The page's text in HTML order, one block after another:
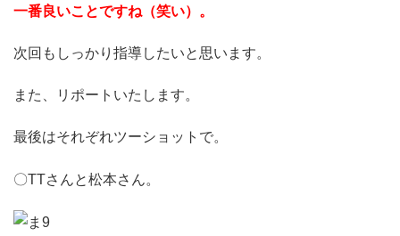
一番良いことですね（笑い）。
次回もしっかり指導したいと思います。
また、リポートいたします。
最後はそれぞれツーショットで。
〇TTさんと松本さん。